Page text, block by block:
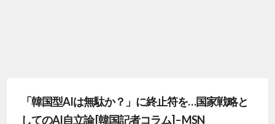
「韓国型AIは無駄か？」に終止符を…国家戦略と
してのAI自立論 [韓国記者コラム] – MSN